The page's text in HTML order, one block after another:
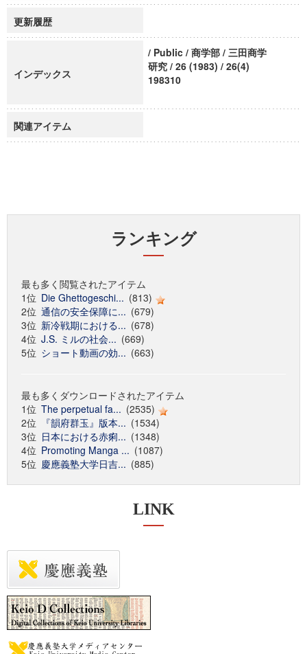
更新履歴
インデックス
/ Public / 商学部 / 三田商学
研究 / 26 (1983) / 26(4)
198310
関連アイテム
ランキング
最も多く閲覧されたアイテム
1位 Die Ghettogeschi... (813)
2位 通信の安全保障に... (679)
3位 新冷戦期における... (678)
4位 J.S. ミルの社会... (669)
5位 ショート動画の効... (663)
最も多くダウンロードされたアイテム
1位 The perpetual fa... (2535)
2位
『韻府群玉』版本... (1534)
3位 日本における赤痢... (1348)
4位 Promoting Manga ... (1087)
5位 慶應義塾大学日吉... (885)
LINK